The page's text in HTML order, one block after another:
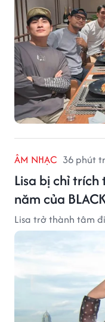
ÂM NHẠC 36 phút
Lisa bị chỉ
năm của
Lisa trở thành tâm